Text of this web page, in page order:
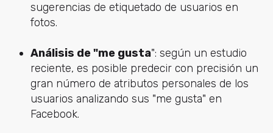
sugerencias de etiquetado de usuarios en
fotos.
Análisis de "me gusta": según un estudio
reciente, es posible predecir con precisión un
gran número de atributos personales de los
usuarios analizando sus "me gusta" en
Facebook.